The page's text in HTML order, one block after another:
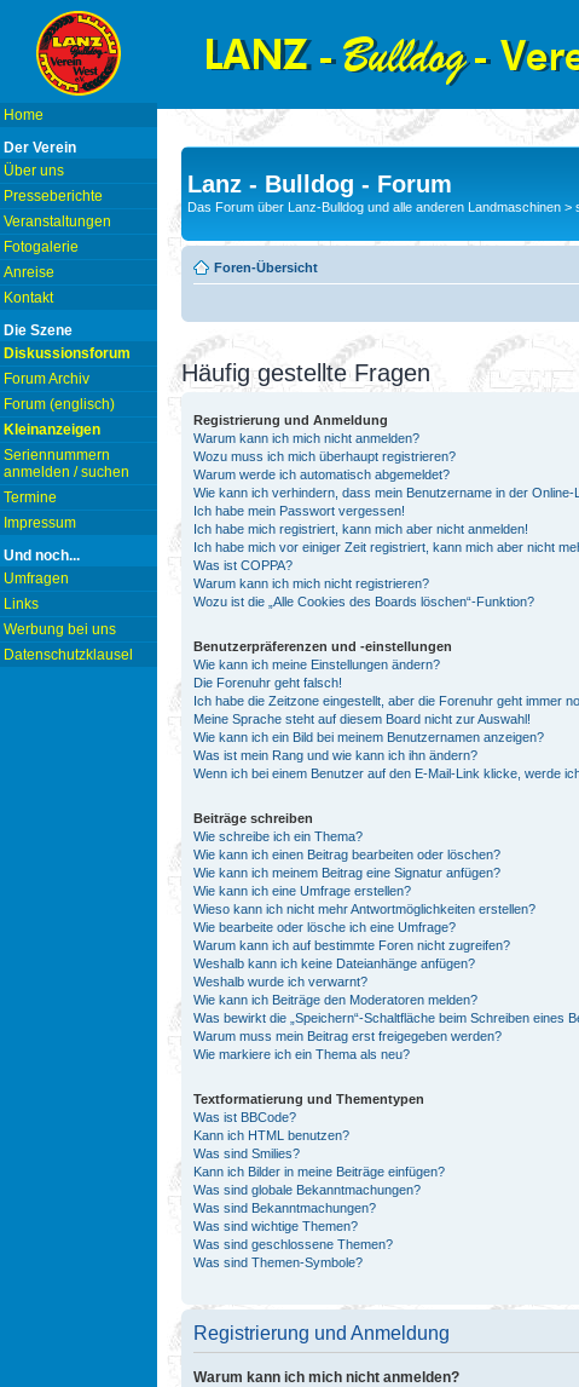
Home
Der Verein
Über uns
Presseberichte
Veranstaltungen
Fotogalerie
Anreise
Kontakt
Die Szene
Diskussionsforum
Forum Archiv
Forum (englisch)
Kleinanzeigen
Seriennummern
anmelden / suchen
Termine
Impressum
Und noch...
Umfragen
Links
Werbung bei uns
Datenschutzklausel
Lanz - Bulldog - Forum
Das Forum über Lanz-Bulldog und alle anderen Landmaschinen
Foren-Übersicht
Häufig gestellte Fragen
Registrierung und Anmeldung
Warum kann ich mich nicht anmelden?
Wozu muss ich mich überhaupt registrieren?
Warum werde ich automatisch abgemeldet?
Wie kann ich verhindern, dass mein Benutzername in der Online-
Ich habe mein Passwort vergessen!
Ich habe mich registriert, kann mich aber nicht anmelden!
Ich habe mich vor einiger Zeit registriert, kann mich aber nicht
Was ist COPPA?
Warum kann ich mich nicht registrieren?
Wozu ist die „Alle Cookies des Boards löschen“-Funktion?
Benutzerpräferenzen und -einstellungen
Wie kann ich meine Einstellungen ändern?
Die Forenuhr geht falsch!
Ich habe die Zeitzone eingestellt, aber die Forenuhr geht immer
Meine Sprache steht auf diesem Board nicht zur Auswahl!
Wie kann ich ein Bild bei meinem Benutzernamen anzeigen?
Was ist mein Rang und wie kann ich ihn ändern?
Wenn ich bei einem Benutzer auf den E-Mail-Link klicke, werde
Beiträge schreiben
Wie schreibe ich ein Thema?
Wie kann ich einen Beitrag bearbeiten oder löschen?
Wie kann ich meinem Beitrag eine Signatur anfügen?
Wie kann ich eine Umfrage erstellen?
Wieso kann ich nicht mehr Antwortmöglichkeiten erstellen?
Wie bearbeite oder lösche ich eine Umfrage?
Warum kann ich auf bestimmte Foren nicht zugreifen?
Weshalb kann ich keine Dateianhänge anfügen?
Weshalb wurde ich verwarnt?
Wie kann ich Beiträge den Moderatoren melden?
Was bewirkt die „Speichern“-Schaltfläche beim Schreiben eines
Warum muss mein Beitrag erst freigegeben werden?
Wie markiere ich ein Thema als neu?
Textformatierung und Thementypen
Was ist BBCode?
Kann ich HTML benutzen?
Was sind Smilies?
Kann ich Bilder in meine Beiträge einfügen?
Was sind globale Bekanntmachungen?
Was sind Bekanntmachungen?
Was sind wichtige Themen?
Was sind geschlossene Themen?
Was sind Themen-Symbole?
Registrierung und Anmeldung
Warum kann ich mich nicht anmelden?